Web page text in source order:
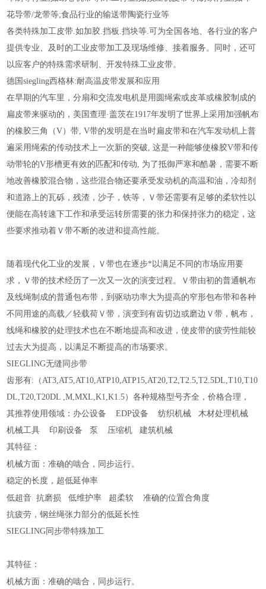
花导带/龙带等;食品行业的输送带陶瓷行业等
各类特殊加工皮带.如加胶.挡板.挡块等.可为全国各地、各行业的客户
提供专业、及时的工业皮带加工及现场维修、接着服务。同时，还可
以应客户的特殊需求研制、开发特殊工业皮带。
德国siegling西格林:耐高温皮带发展和应用
在早期的汽车里，分扇和交流发电机是用圆绳索或皮革或橡胶制成的
扁皮带来驱动的，美国查理·盖茨在1917年发明了世界上采用加强帆布
的橡胶三角（V）带, V带的发明是在当时扁皮带和在汽车发动机上普
遍采用绳索的传动技术上一次新的突破, 这是一种能够使橡胶V带和传
动带轮的V形槽更有效的匹配和传动, 为了抵御严寒和酷暑，需要不断
地改善橡胶混合物，这些混合物还要承受发动机的高温和油，冷却剂
和道路上的瓦砾，残渣，沙子，铁等，Ｖ带还需要有足够的柔软性以
便能在高转速下工作和承受运转所需要的张力和保持张力的稳定，这
些要求推动着Ｖ带不断的改进和提高性能。
随着现代化工业的发展，Ｖ带也在逐步*以满足不同的市场应用要
求，Ｖ带的技术经历了一次又一次的演变过程。Ｖ带由初的普通帆布
及线绳制成的普通包布带，到驱动功率大为提高的窄形包布带和各种
不同用途的高载／轻载荷Ｖ带，演变到有齿切边或磨边Ｖ带，帆布，
线绳和橡胶的处理技术也在不断地提高和改进，使皮带的疲劳性能较
过去大为提高，以满足不断提高的市场要求。
SIEGLING无缝同步带
齿形有:（AT3,AT5,AT10,ATP10,ATP15,AT20,T2,T2.5,T2.5DL,T10,T10
DL,T20,T20DL ,M,MXL,K1,K1.5）各种规格型号齐全，价格合理，
其推荐使用领域：办公设备 EDP设备 纺织机械 木材处理机械
机械工具 印刷设备 泵 压缩机 建筑机械
其特征：
机械方面：准确的啮合，同步运行。
稳定的长度，超低延伸率
低超音 抗磨损 低维护率 超柔软 准确的位置合角度
抗疲劳，钢丝绳张力部分的低延长性
SIEGLING同步带特殊加工
其特征：
机械方面：准确的啮合，同步运行。